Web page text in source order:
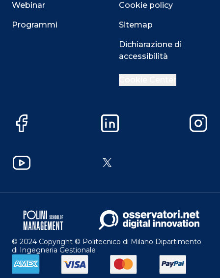
Webinar
Programmi
Cookie policy
Sitemap
Dichiarazione di
accessibilità
Facebook LinkedIn
YouTube X
© 2024 Copyright © Politecnico di Milano Dipartimento
di Ingegneria Gestionale